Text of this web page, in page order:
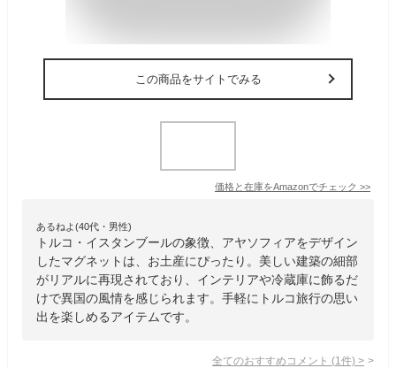
この商品をサイトでみる
価格と在庫をAmazonでチェック >>
あるねよ(40代・男性)
トルコ・イスタンブールの象徴、アヤソフィアをデザイン
したマグネットは、お土産にぴったり。美しい建築の細部
がリアルに再現されており、インテリアや冷蔵庫に飾るだ
けで異国の風情を感じられます。手軽にトルコ旅行の思い
出を楽しめるアイテムです。
全てのおすすめコメント (1 件) >